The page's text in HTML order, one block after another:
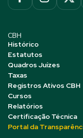
CBH
Histórico
Estatutos
Quadros Juízes
Taxas
Registros Ativos CBH
Cursos
Relatórios
Certificação Técnica
Portal da